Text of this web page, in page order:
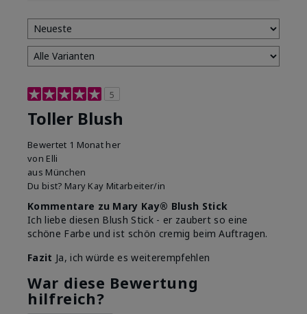
5
Toller Blush
Bewertet 1 Monat her
von Elli
aus München
Du bist? Mary Kay Mitarbeiter/in
Kommentare zu Mary Kay® Blush Stick
Ich liebe diesen Blush Stick - er zaubert so eine
schöne Farbe und ist schön cremig beim Auftragen.
Fazit Ja, ich würde es weiterempfehlen
War diese Bewertung
hilfreich?